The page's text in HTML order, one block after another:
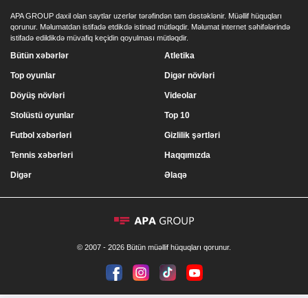
APA GROUP daxil olan saytlar uzerlər tərəfindən tam dəstəklənir. Müəllif hüquqları
qorunur. Məlumatdan istifadə etdikdə istinad mütləqdir. Məlumat internet səhifələrində
istifadə edildikdə müvafiq keçidin qoyulması mütləqdir.
Bütün xəbərlər
Top oyunlar
Döyüş növləri
Stolüstü oyunlar
Atletika
Digər növləri
Videolar
Top 10
Futbol xəbərləri
Tennis xəbərləri
Digər
Gizlilik şərtləri
Haqqımızda
Əlaqə
© 2007 - 2026 Bütün müəllif hüquqları qorunur.